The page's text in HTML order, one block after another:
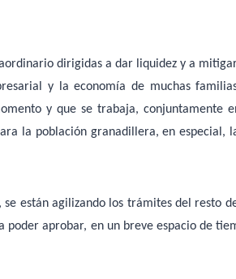
dirigidas a dar liquidez y a
y la economía de muchas
y que se trabaja, conjuntamente
la población granadillera, en especial,
se están agilizando los trámites del resto
poder aprobar, en un breve espacio de